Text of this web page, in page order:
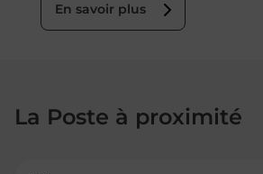
En savoir plus
La Poste à proximité